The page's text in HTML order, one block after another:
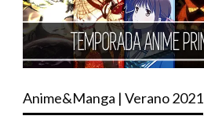
Anime&Manga | Verano 2021